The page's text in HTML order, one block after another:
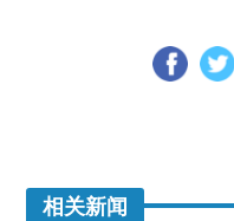
相关新闻